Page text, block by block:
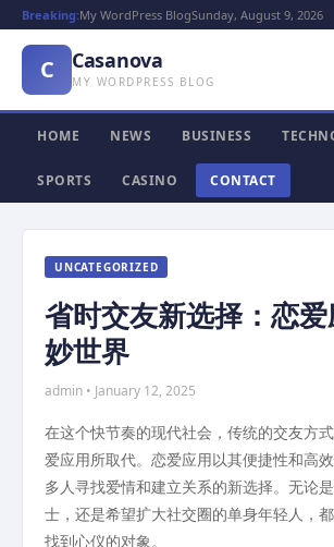
Breaking:My WordPress BlogSunday, August 9, 2026
C Casanova
MY WORDPRESS BLOG
HOME NEWS BUSINESS
SPORTS CASINO CONTACT
UNCATEGORIZED
省时交友新选择：恋
妙世界
admin • January 12, 2025
在这个快节奏的现代社会，传统的交友方
爱应用所取代。恋爱应用以其便捷性和高
多人寻找爱情和建立关系的新选择。无论
士，还是希望扩大社交圈的单身年轻人，
找到心仪的对象。